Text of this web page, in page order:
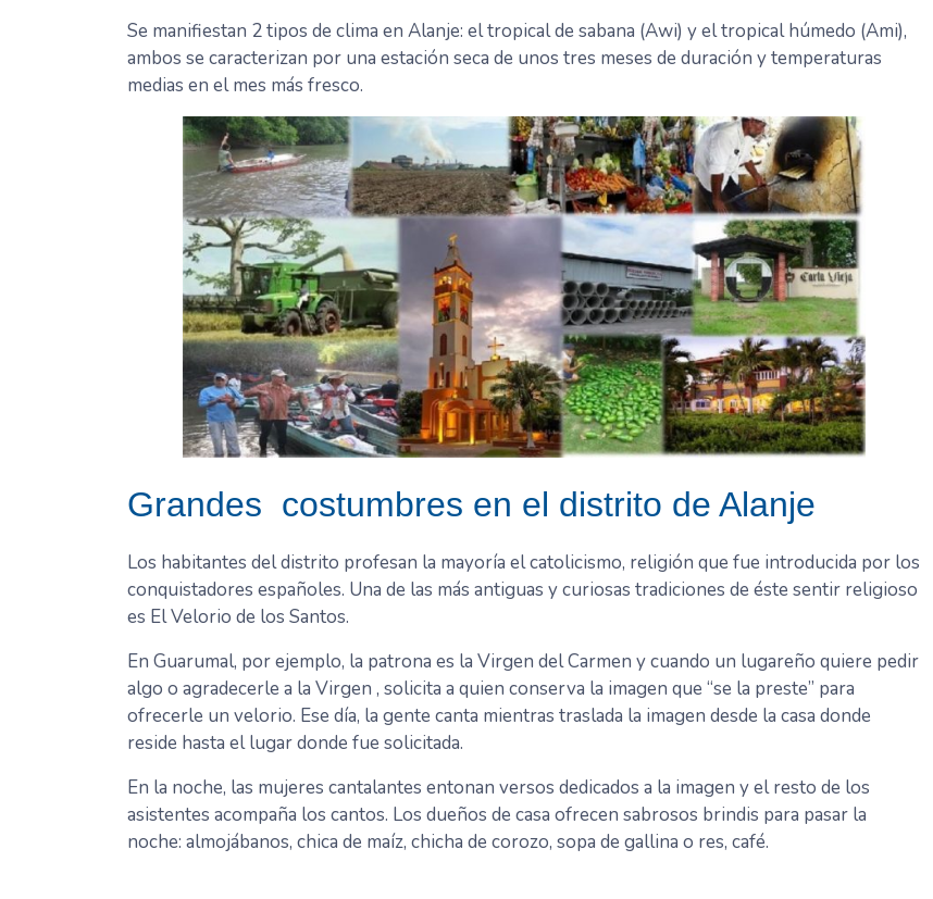
Se manifiestan 2 tipos de clima en Alanje: el tropical de sabana (Awi) y el tropical húmedo (Ami),
ambos se caracterizan por una estación seca de unos tres meses de duración y temperaturas
medias en el mes más fresco.
Grandes costumbres en el distrito de Alanje
Los habitantes del distrito profesan la mayoría el catolicismo, religión que fue introducida por los
conquistadores españoles. Una de las más antiguas y curiosas tradiciones de éste sentir religioso
es El Velorio de los Santos.
En Guarumal, por ejemplo, la patrona es la Virgen del Carmen y cuando un lugareño quiere pedir
algo o agradecerle a la Virgen , solicita a quien conserva la imagen que “se la preste” para
ofrecerle un velorio. Ese día, la gente canta mientras traslada la imagen desde la casa donde
reside hasta el lugar donde fue solicitada.
En la noche, las mujeres cantalantes entonan versos dedicados a la imagen y el resto de los
asistentes acompaña los cantos. Los dueños de casa ofrecen sabrosos brindis para pasar la
noche: almojábanos, chica de maíz, chicha de corozo, sopa de gallina o res, café.